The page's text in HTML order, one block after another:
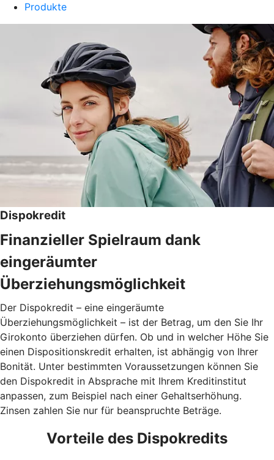
Produkte
Dispokredit
Finanzieller Spielraum dank
eingeräumter
Überziehungsmöglichkeit
Der Dispokredit – eine eingeräumte
Überziehungsmöglichkeit – ist der Betrag, um den Sie Ihr
Girokonto überziehen dürfen. Ob und in welcher Höhe Sie
einen Dispositionskredit erhalten, ist abhängig von Ihrer
Bonität. Unter bestimmten Voraussetzungen können Sie
den Dispokredit in Absprache mit Ihrem Kreditinstitut
anpassen, zum Beispiel nach einer Gehaltserhöhung.
Zinsen zahlen Sie nur für beanspruchte Beträge.
Vorteile des Dispokredits